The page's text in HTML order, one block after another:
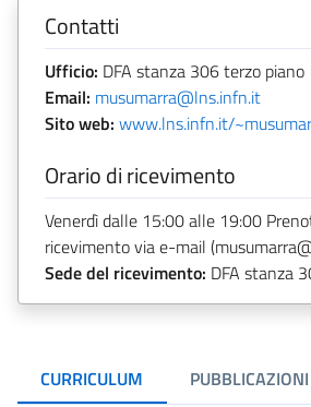
Contatti
Ufficio: DFA stanza 306 terzo piano
Email: musumarra@lns.infn.it
Sito web: www.lns.infn.it/
Orario di ricevimento
Venerdì dalle 15:00 alle 19:00
ricevimento via e-mail
Sede del ricevimento: DFA stanza
CURRICULUM PUBBLICAZIONI